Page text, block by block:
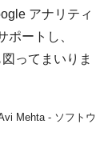
アナリティ
ポートし、
ってまいりま
Mehta - ソフトウ